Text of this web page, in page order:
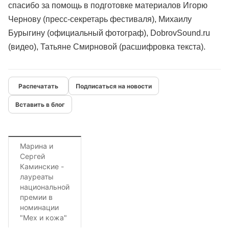
спасибо за помощь в подготовке материалов Игорю
Чернову (пресс-секретарь фестиваля), Михаилу
Бурыгину (официальный фотограф), DobrovSound.ru
(видео), Татьяне Смирновой (расшифровка текста).
Подписаться на новости
Вставить в блог
Марина и
Сергей
Каминские -
лауреаты
национальной
премии в
номинации
"Мех и кожа"